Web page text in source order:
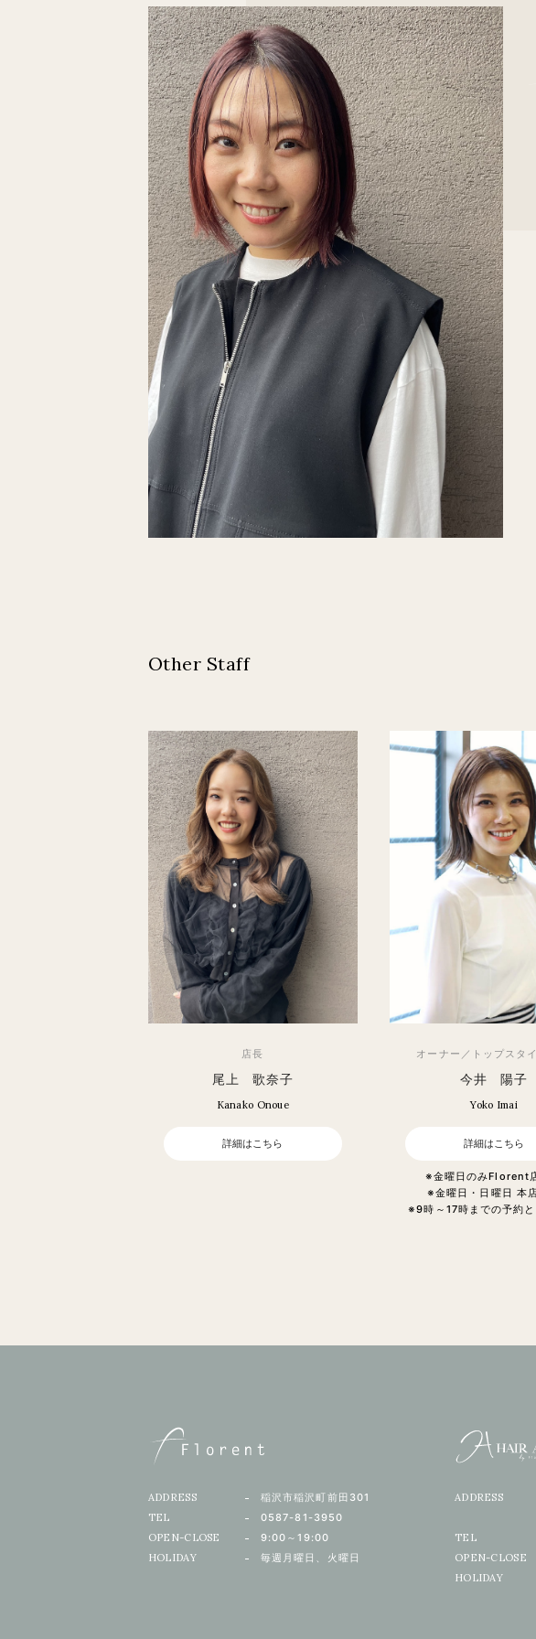
Other Staff
店長
尾上 歌奈子
Kanako Onoue
詳細はこちら
オーナー／トップスタ
今井 陽子
Yoko Imai
詳細はこちら
※金曜日のみFlorent
※金曜日・日曜日 本
※9時～17時までの予約
ADDRESS
稲沢市稲沢町前田301
TEL
0587-81-3950
OPEN-CLOSE
9:00～19:00
HOLIDAY
毎週月曜日、火曜日
ADDRESS
TEL
OPEN-CLOSE
HOLIDAY